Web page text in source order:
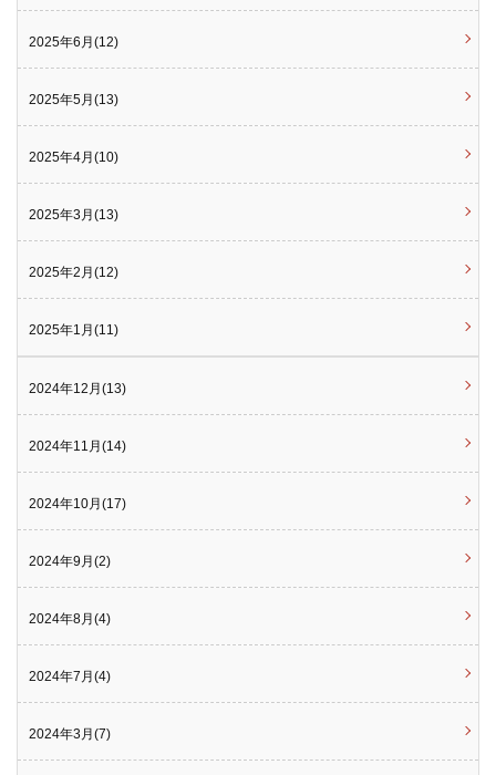
2025年6月(12)
2025年5月(13)
2025年4月(10)
2025年3月(13)
2025年2月(12)
2025年1月(11)
2024年12月(13)
2024年11月(14)
2024年10月(17)
2024年9月(2)
2024年8月(4)
2024年7月(4)
2024年3月(7)